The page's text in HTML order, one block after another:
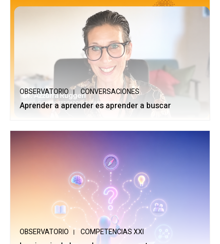
OBSERVATORIO CONVERSACIONES
Aprender a aprender es aprender a buscar
OBSERVATORIO COMPETENCIAS XXI